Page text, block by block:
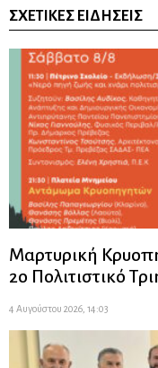
ΣΧΕΤΙΚΈΣ ΕΙΔΉΣΕΙΣ
Μαρτυρική
2ο Πολιτιστικό
4 Αυγούστου 2026, 14:03